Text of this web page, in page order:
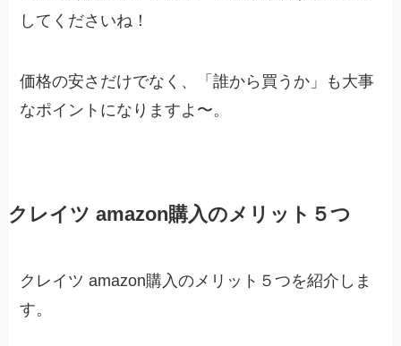
してくださいね！
価格の安さだけでなく、「誰から買うか」も大事
なポイントになりますよ〜。
クレイツ amazon購入のメリット５つ
クレイツ amazon購入のメリット５つを紹介しま
す。